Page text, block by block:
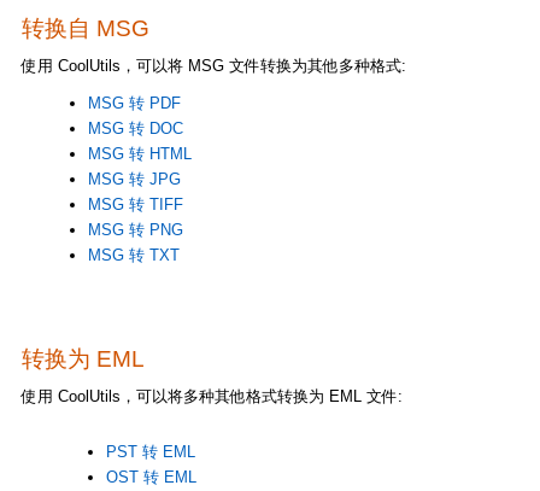
转换自 MSG
使用 CoolUtils，可以将 MSG 文件转换为其他多种格式:
MSG 转 PDF
MSG 转 DOC
MSG 转 HTML
MSG 转 JPG
MSG 转 TIFF
MSG 转 PNG
MSG 转 TXT
转换为 EML
使用 CoolUtils，可以将多种其他格式转换为 EML 文件:
PST 转 EML
OST 转 EML